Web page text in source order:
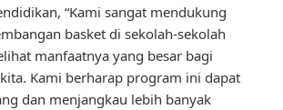
“Kami sangat mendukung
basket di sekolah-sekolah
manfaatnya yang besar bagi
Kami berharap program ini dapat
dan menjangkau lebih banyak